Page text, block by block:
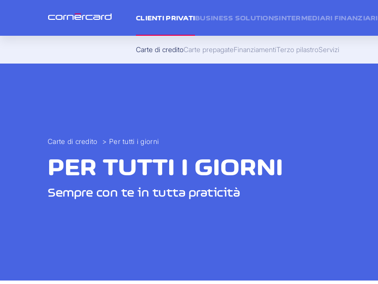
Carte di credito > Per tutti i giorni
PER TUTTI I GIORNI
Sempre con te in tutta praticità
CLIENTI PRIVATI
Carte di creditoCarte prepagateFinanziamentiTerzo pilastroServizi
BUSINESS SOLUTIONSINTERMEDIARI FINANZIARI